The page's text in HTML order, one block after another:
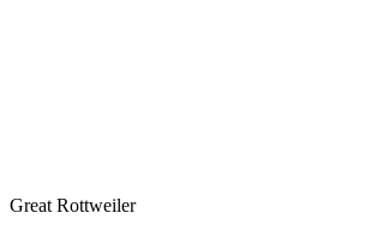
Great Rottweiler